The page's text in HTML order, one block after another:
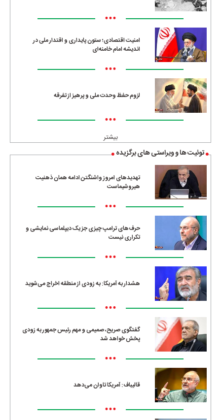
•••
امنیت اقتصادی؛ ستون پایداری و اقتدار ملی در
اندیشه امام خامنه‌ای
•••
لزوم حفظ وحدت ملی و پرهیز از تفرقه
•••
بیشتر
توئیت ها و ویراستی های برگزیده
تهدیدهای امروز واشنگتن ادامه همان ذهنیت
هیروشیماست
•••
حرف‌های ترامپ چیزی جز یک دیپلماسی نمایشی و
تکراری نیست
•••
هشدار به آمریکا: به زودی از منطقه اخراج می‌شوید
•••
گفتگوی صریح، صمیمی و مهم رئیس جمهور به زودی
پخش خواهد شد
•••
قالیباف: آمریکا تاوان می‌دهد
•••